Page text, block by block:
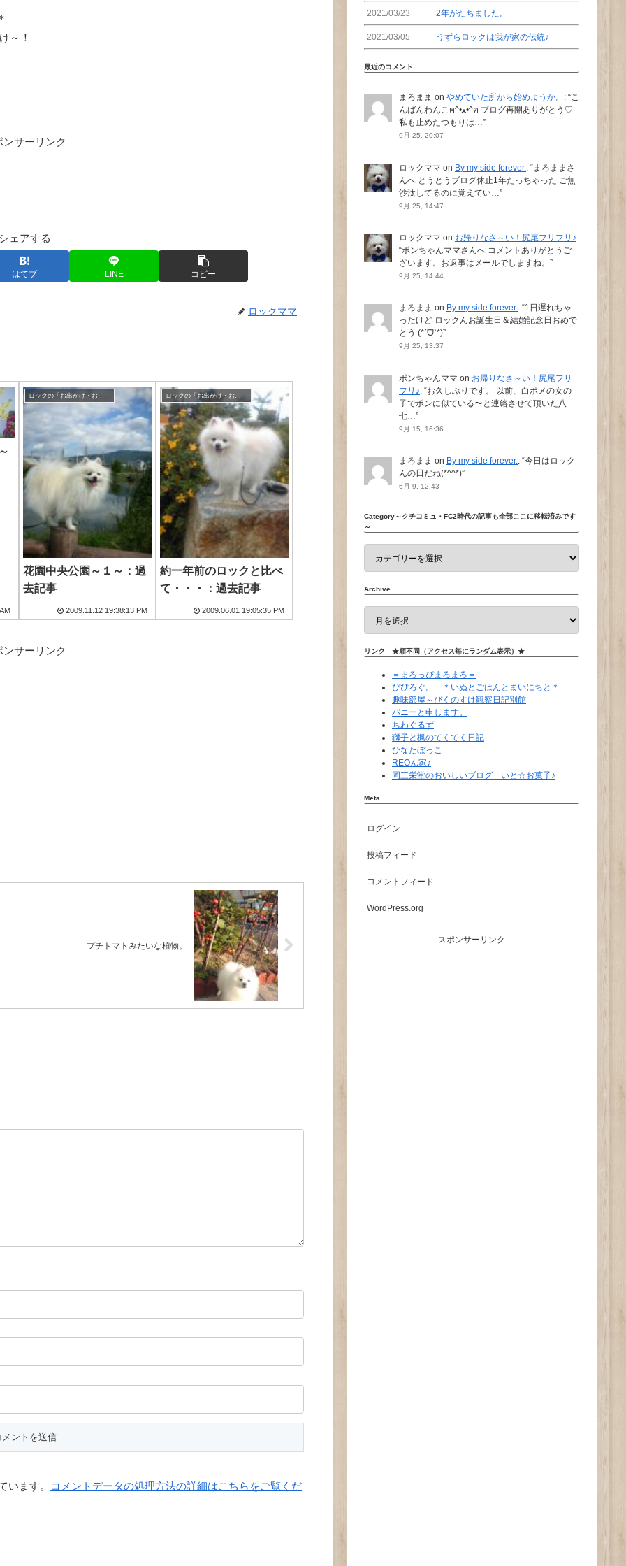
～！
ンサーリンク
ェアする
はてブ LINE コピー
ロックママ
ロックの「お出かけ・お散歩」
花園中央公園～１～：過
去記事
2009.11.12 19:38:13 PM
ロックの「お出かけ・お散歩」
約一年前のロックと比べ
て・・・：過去記事
2009.06.01 19:05:35 PM
ンサーリンク
プチトマトみたいな植物。
います。 コメントデータの処理方法の詳細はこちらをご覧くだ
2021/03/23 2年がたちました。
2021/03/05 うずらロックは我が家の伝統♪
最近のコメント
まろまま on やめていた所から始めようか。 : “こ
んばんわんこฅ^•ﻌ•^ฅ ブログ再開ありがとう♡
私も止めたつもりは…”
9月 25, 20:07
ロックママ on By my side forever. : “まろままさ
んへ とうとうブログ休止1年たっちゃった ご無
沙汰してるのに覚えてい… ”
9月 25, 14:47
ロックママ on お帰りなさ～い！尻尾フリフリ♪:
“ポンちゃんママさんへ コメントありがとうご
ざいます。お返事はメールでしますね。 ”
9月 25, 14:44
まろまま on By my side forever.: “1日遅れちゃ
ったけど ロックんお誕生日＆結婚記念日おめで
とう (*ˊᗜˋ*)”
9月 25, 13:37
ポンちゃんママ on お帰りなさ～い！尻尾フリ
フリ♪: “お久しぶりです。 以前、白ポメの女の
子でポンに似ている〜と連絡させて頂いた八
七… ”
9月 15, 16:36
まろまま on By my side forever.: “今日はロック
んの日だね(*^^*)”
6月 9, 12:43
Category～クチコミュ・FC2時代の記事も全部ここに移転済みです
～
Archive
リンク ★順不同（アクセス毎にランダム表示）★
＝まろっぴまろまろ＝
ぴぴろぐ。 ＊いぬとごはんとまいにちと＊
趣味部屋～ぴくのすけ観察日記別館
パニーと申します。
ちわぐるず
獅子と楓のてくてく日記
ひなたぼっこ
REOん家♪
岡三栄堂のおいしいブログ いと☆お菓子♪
Meta
ログイン
投稿フィード
コメントフィード
WordPress.org
スポンサーリンク